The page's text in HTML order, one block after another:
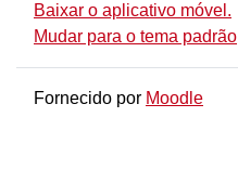
Baixar o aplicativo móvel.
Mudar para o tema padrão
Fornecido por Moodle